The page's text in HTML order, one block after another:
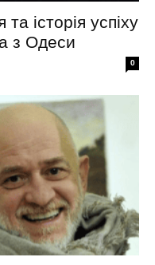
історія успіху
з Одеси
0